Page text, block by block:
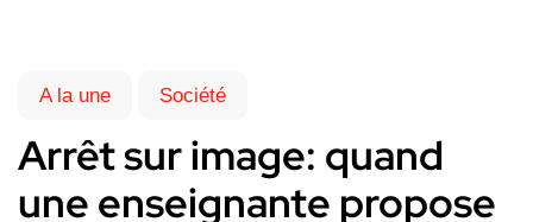
A la une Société
Arrêt sur image: quand
une enseignante propose